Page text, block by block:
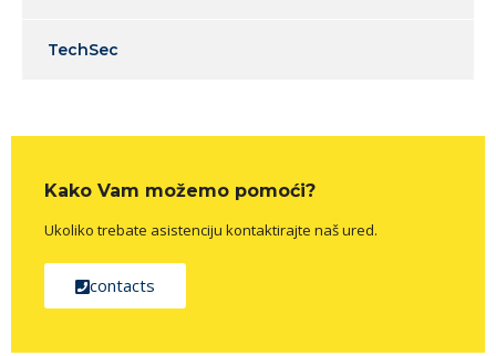
TechSec
Kako Vam možemo pomoći?
Ukoliko trebate asistenciju kontaktirajte naš ured.
contacts